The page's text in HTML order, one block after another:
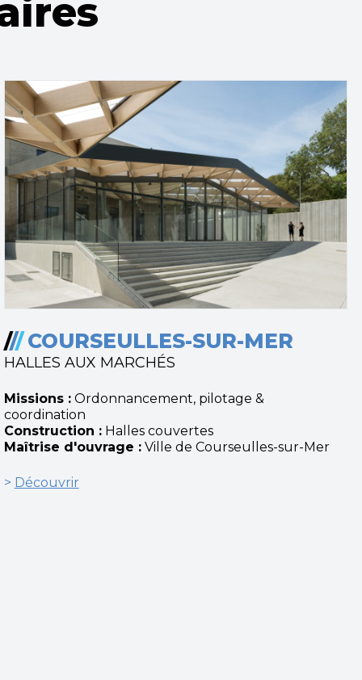
/// COURSEULLES-SUR-MER
HALLES AUX MARCHÉS
Missions :Ordonnancement, pilotage &
coordination
Construction :Halles couvertes
Maîtrise d'ouvrage :Ville de Courseulles-sur-Mer
> Découvrir